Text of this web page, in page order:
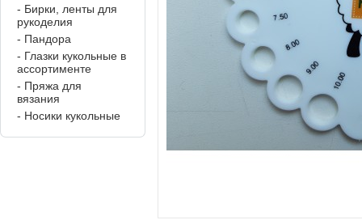
- Бирки, ленты для
рукоделия
- Пандора
- Глазки кукольные в
ассортименте
- Пряжа для
вязания
- Носики кукольные